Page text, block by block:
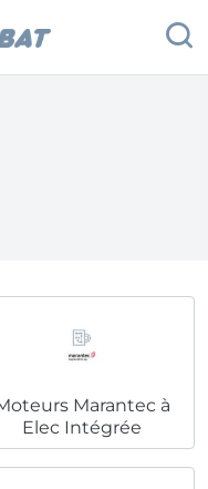
Marantec à
Elec Intégrée